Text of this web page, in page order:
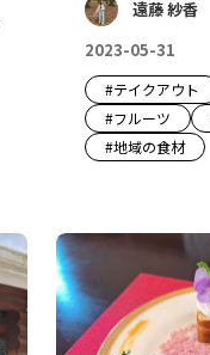
遠藤 紗香
2023-05-31
#テイクアウト
#フルーツ
#地域の食材